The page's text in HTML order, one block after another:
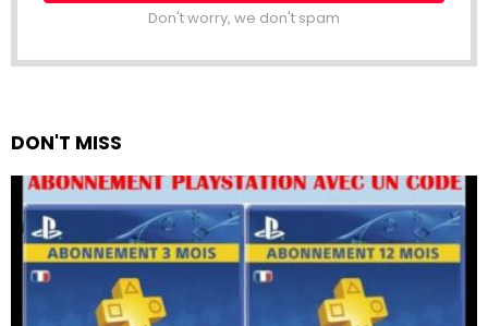
Don't worry, we don't spam
DON'T MISS